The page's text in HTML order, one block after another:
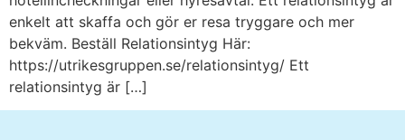
enkelt att skaffa och gör er resa tryggare och mer
bekväm. Beställ Relationsintyg Här:
https://utrikesgruppen.se/relationsintyg/ Ett
relationsintyg är […]